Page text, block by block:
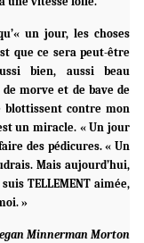
un jour, les choses
que ce sera peut-être
bien, aussi beau
morve et de bave de
blottissent contre mon
un miracle. « Un jour
des pédicures. « Un
Mais aujourd’hui,
TELLEMENT aimée,
»
Minnerman Morton